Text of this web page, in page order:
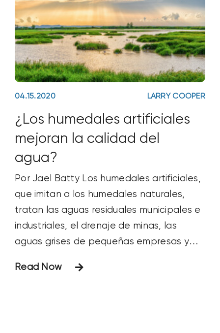
04.15.2020 LARRY COOPER
¿Los humedales artificiales
mejoran la calidad del
agua?
Por Jael Batty Los humedales artificiales,
que imitan a los humedales naturales,
tratan las aguas residuales municipales e
industriales, el drenaje de minas, las
aguas grises de pequeñas empresas y
escorrentías agrícolas y pluviales. Los
Read Now